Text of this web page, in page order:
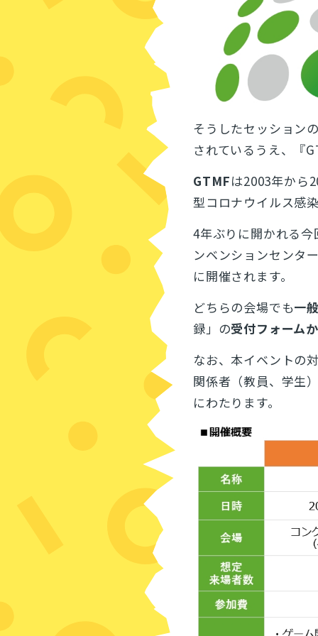
そうしたセッション
されているうえ、『
GTMFは2003年から
型コロナウイルス感
4年ぶりに開かれる
ンベンションセンタ
に開催されます。
どちらの会場でも一
録」の受付フォーム
なお、本イベントの
関係者（教員、学生
にわたります。